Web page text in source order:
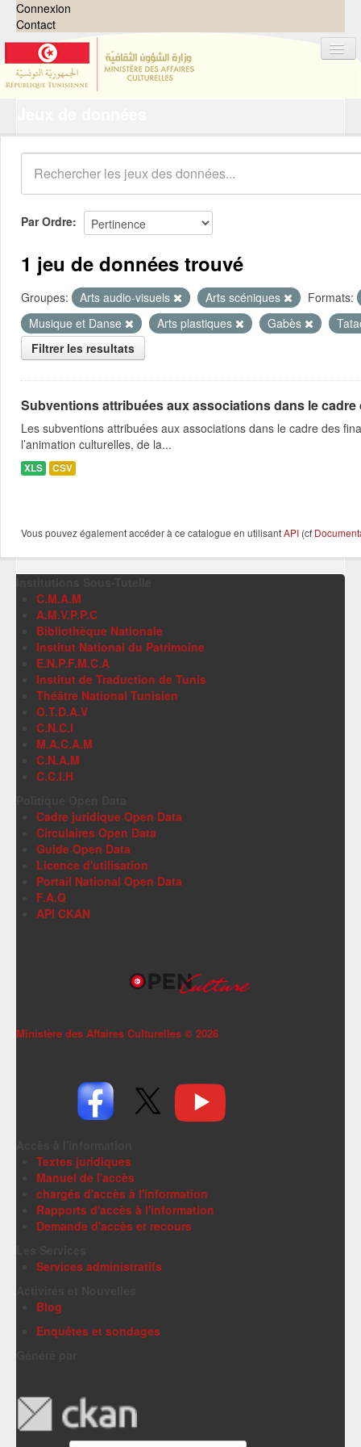
Connexion
Contact
Organisations
Groupes
Demandes 0
À propos
Par Ordre
1 jeu de données trouvé
Groupes: Arts audio-visuels Arts scéniques
Formats:
Musique et Danse
Arts plastiques Gabès
Filtrer les resultats
Subventions attribuées aux associations dans le
Les subventions attribuées aux associations dans le cadre des
l’animation culturelles, de la...
XLS CSV
Vous pouvez également accéder à ce catalogue en utilisantAPI (cf
C.M.A.M
A.M.V.P.P.C
Bibliothèque Nationale
Institut National du Patrimoine
E.N.P.F.M.C.A
Institut de Traduction de Tunis
Théâtre National Tunisien
O.T.D.A.V
C.N.C.I
M.A.C.A.M
C.N.A.M
C.C.I.H
Cadre juridique Open Data
Circulaires Open Data
Guide Open Data
Licence d'utilisation
Portail National Open Data
F.A.Q
API CKAN
Ministère des Affaires Culturelles © 2026
Textes juridiques
Manuel de l'accès
chargés d'accès à l'information
Rapports d'accès à l'information
Demande d'accès et recours
Services administratifs
Blog
Enquêtes et sondages